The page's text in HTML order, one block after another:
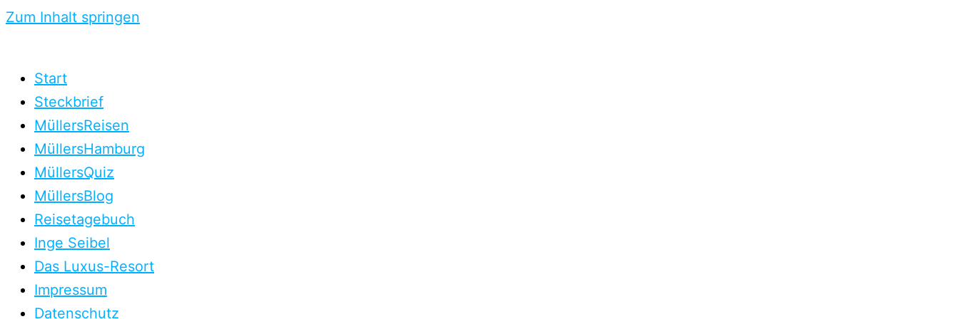
Zum Inhalt springen
Start
Steckbrief
MüllersReisen
MüllersHamburg
MüllersQuiz
MüllersBlog
Reisetagebuch
Inge Seibel
Das Luxus-Resort
Impressum
Datenschutz